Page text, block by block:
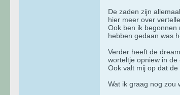
De zaden zijn
hier meer over
Ook ben ik begonnen
hebben gedaan was
Verder heeft de
worteltje opniew in
Ook valt mij op dat
Wat ik graag nog zou